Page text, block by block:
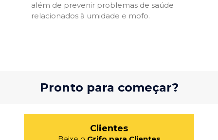
além de prevenir problemas de saúde
relacionados à umidade e mofo.
Pronto para começar?
Clientes